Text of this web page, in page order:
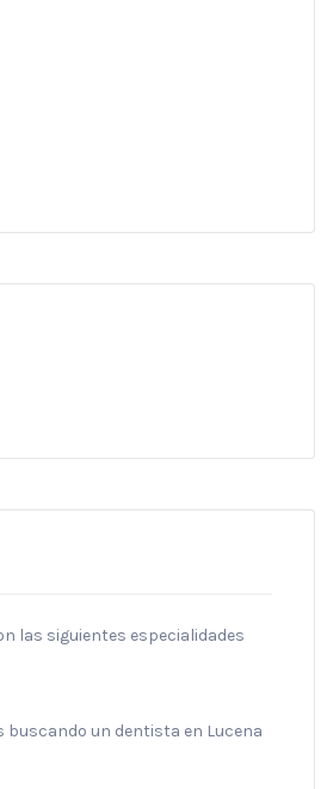
las siguientes especialidades
buscando un dentista en Lucena